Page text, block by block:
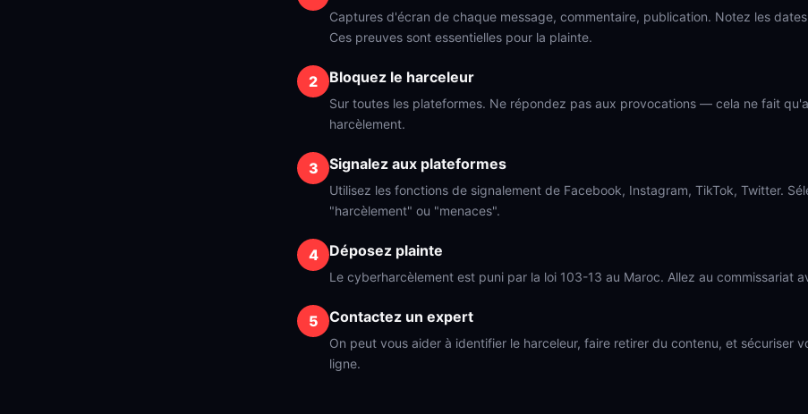
Captures d'écran de chaque message, commentaire, publication. Notez les
Ces preuves sont essentielles pour la plainte.
Bloquez le harceleur
Sur toutes les plateformes. Ne répondez pas aux provocations — cela ne fait
harcèlement.
Signalez aux plateformes
Utilisez les fonctions de signalement de Facebook, Instagram, TikTok, Twitter.
"harcèlement" ou "menaces".
Déposez plainte
Le cyberharcèlement est puni par la loi 103-13 au Maroc. Allez au commissariat
Contactez un expert
On peut vous aider à identifier le harceleur, faire retirer du contenu, et sécuriser
ligne.